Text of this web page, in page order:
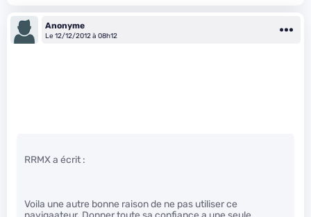
Anonyme
Le 12/12/2012 à 08h12
RRMX a écrit :
Voila une autre bonne raison de ne pas utiliser ce